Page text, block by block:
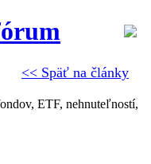
<< Späť na články
ETF, nehnuteľností,